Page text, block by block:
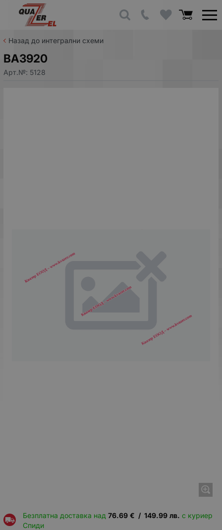
Назад до интегрални схеми
BA3920
Арт.№: 5128
Безплатна доставка над 76.69 € / 149.99 лв. с куриер
Спиди